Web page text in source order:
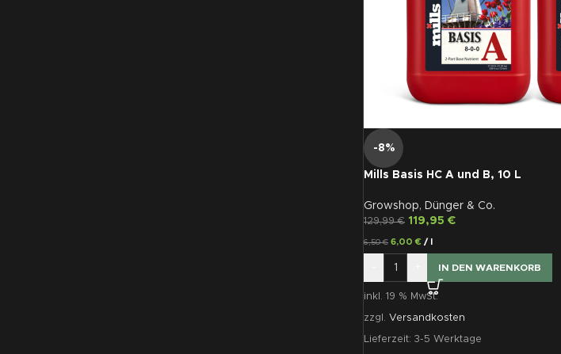
-8%
Mills Basis HC A und B, 10 L
Growshop, Dünger & Co.
129,99€ 119,95 €
6,50€ 6,00€ /
IN DEN WARENKORB
inkl. 19 % MwSt.
zzgl. Versandkosten
Lieferzeit: 3-5 Werktage